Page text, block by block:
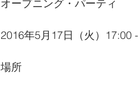
オープニング・パーティ
2016年5月17日（火）17:00
場所